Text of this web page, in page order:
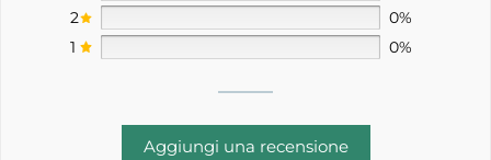
2
0%
1
0%
Aggiungi una recensione